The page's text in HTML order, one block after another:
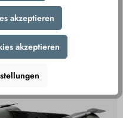
akzeptieren
akzeptieren